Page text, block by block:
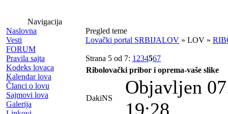
Navigacija
Naslovna
Vesti
FORUM
Pravila sajta
Kodeks lovaca
Kalendar lova
Članci o lovu
Sajmovi lova
Galerija
Pregled teme
Lovački portal SRBIJALOV » LOV »
Strana 5 od 7: 1 234567
Ribolovački pribor i oprema-vaše slike
DakiNS
Objavljen
19:28